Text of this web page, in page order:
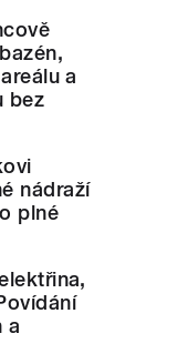
a
bez
nádraží
plné
a